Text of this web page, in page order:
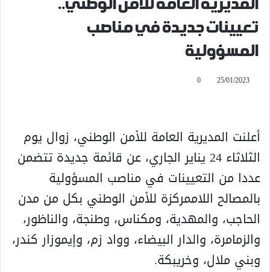
المديرية العامة للأمن الوطني..
تعيينات جديدة في مناصب
المسؤولية
25/01/2023
0
أعلنت المديرية العامة للأمن الوطني، زوال يوم
الثلاثاء 24 يناير الجاري، عن قائمة جديدة تتضمن
عددا من التعيينات في مناصب المسؤولية
بالمصالح اللاممركزة للأمن الوطني بكل من مدن
الحاجب، والمهدية، ومكناس، وطنجة، والناظور،
والزمامرة، والدار البيضاء، وواد زم، وإيموزار كندر،
وبني ملال، وخريبكة.